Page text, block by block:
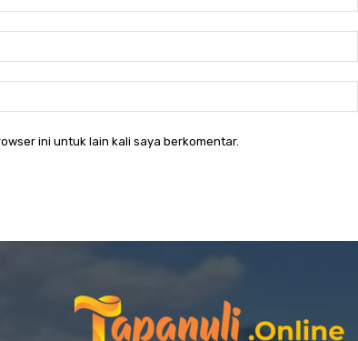
ini untuk lain kali saya berkomentar.